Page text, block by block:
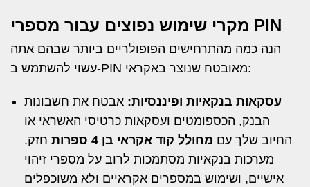
מקרי שימוש נפוצים עבור מספרי PIN
הנה כמה מהתרחישים הפופולריים ביותר שבהם אתה
עשוי להשתמש ב-PIN מאובטח שנוצר באקראי:
עסקאות בנקאיות ופיננסיות: אבטח את חשבונות
הבנק, הכספומטים ועסקאות כרטיסי האשראי או
החיוב שלך עם מחולל קוד אקראי בן 4 ספרות
חזק.
מערכות בנקאיות מסתמכות לרוב על מספרי זיהוי
אישיים, ושימוש במספרים אקראיים ולא משוכפלים